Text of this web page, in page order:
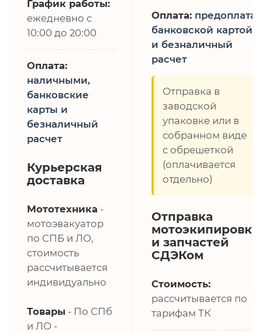
График работы:
ежедневно с
10:00 до 20:00
Оплата:
наличными,
банковские
карты и
безналичный
расчет
Курьерская
доставка
Мототехника -
мотоэвакуатор
по СПБ и ЛО,
стоимость
рассчитывается
индивидуально
Товары - По СПб
и ЛО -
Оплата: предоплата,
банковской картой
и безналичный
расчет
Отправка в
заводской
упаковке или в
собранном виде
с обрешеткой
(оплачивается
отдельно)
Отправка
мотоэкипировки
и запчастей
СДЭКом
Стоимость:
рассчитывается по
тарифам ТК